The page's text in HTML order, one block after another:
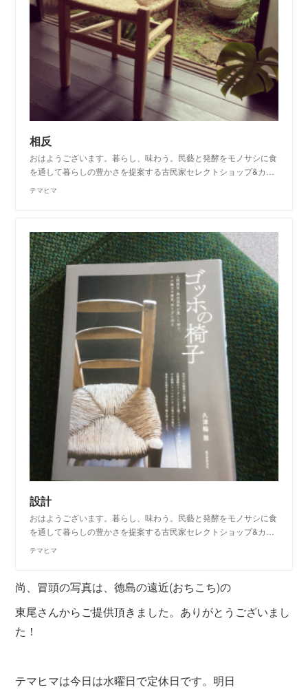
相反
おはようございます。暮らし、味わう。民藝と発酵をモノサシに食
を通して暮らしの豊かさを提案する古民家セレクトショップ&カ…
テマヒマ
設計
おはようございます。暮らし、味わう。民藝と発酵をモノサシに食
を通して暮らしの豊かさを提案する古民家セレクトショップ&カ…
テマヒマ
尚、冒頭の写真は、徳島の遠近(おちこち)の
東尾さんからご提供頂きました。ありがとうございまし
た！
テマヒマは今日は水曜日で定休日です。明日